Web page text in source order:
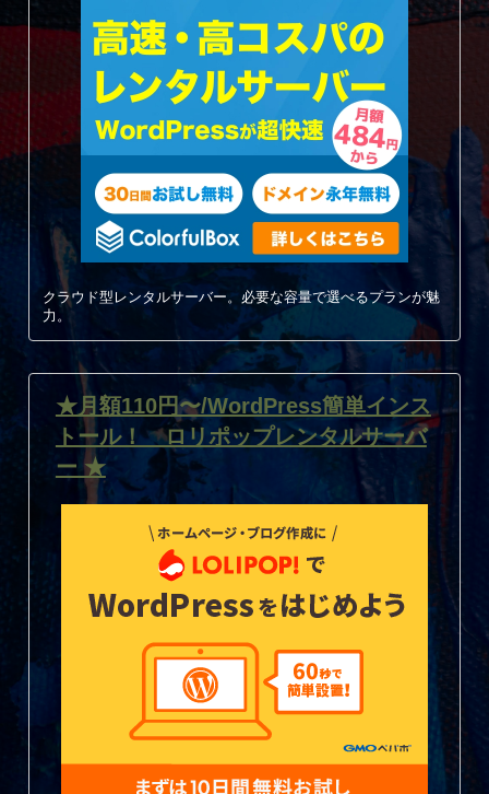
クラウド型レンタルサーバー。必要な容量で選べるプランが魅
力。
★月額110円〜/WordPress簡単インス
トール！ ロリポップレンタルサーバ
ー ★